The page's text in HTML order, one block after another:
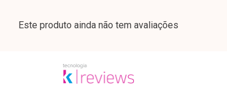
Este produto ainda não tem avaliações